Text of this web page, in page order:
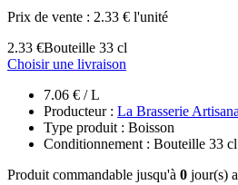
Prix de vente : 2.33 € l'unité
2.33 €Bouteille 33 cl
Choisir une livraison
7.06 € / L
Producteur : La Brasserie
Type produit : Boisson
Conditionnement : Bouteille 33 cl
Produit commandable jusqu'à 0 jour(s)